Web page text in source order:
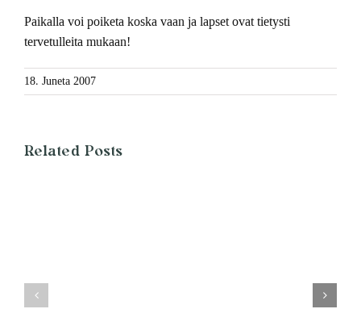
Paikalla voi poiketa koska vaan ja lapset ovat tietysti
tervetulleita mukaan!
18. Juneta 2007
Related Posts